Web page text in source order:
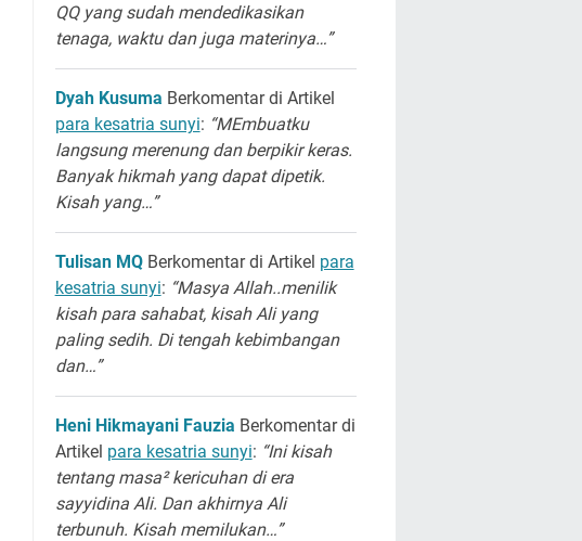
QQ yang sudah mendedikasikan
tenaga, waktu dan juga materinya…”
Dyah Kusuma Berkomentar di Artikel
para kesatria sunyi: “MEmbuatku
langsung merenung dan berpikir keras.
Banyak hikmah yang dapat dipetik.
Kisah yang…”
Tulisan MQBerkomentar di Artikel para
kesatria sunyi: “Masya Allah..menilik
kisah para sahabat, kisah Ali yang
paling sedih. Di tengah kebimbangan
dan…”
Heni Hikmayani Fauzia Berkomentar di
Artikel para kesatria sunyi: “Ini kisah
tentang masa² kericuhan di era
sayyidina Ali. Dan akhirnya Ali
terbunuh. Kisah memilukan…”